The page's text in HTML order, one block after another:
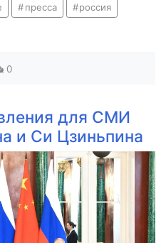
пресса россия
0
для СМИ
и Си Цзиньпина